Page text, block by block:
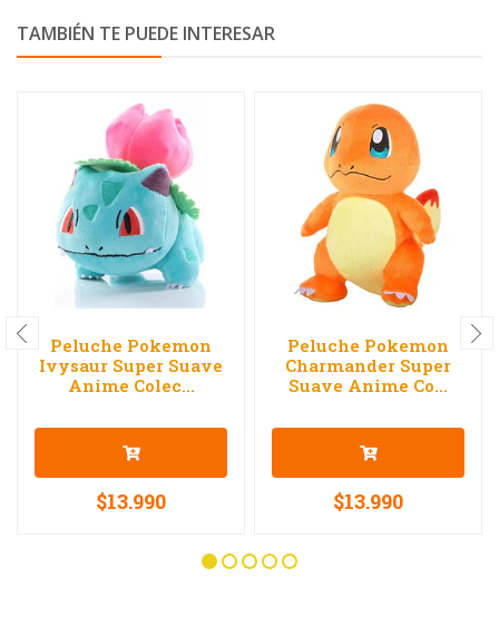
TAMBIÉN TE PUEDE INTERESAR
Peluche Pokemon
Ivysaur Super Suave
Anime Colec...
$13.990
Peluche Pokemon
Charmander Super
Suave Anime Co...
$13.990